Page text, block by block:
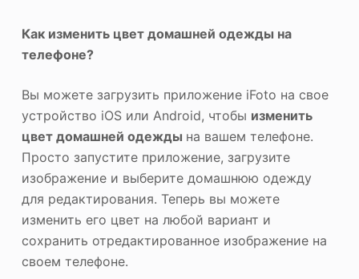
Как изменить цвет домашней одежды на
телефоне?
Вы можете загрузить приложение iFoto на свое
устройство iOS или Android, чтобы изменить
цвет домашней одежды на вашем телефоне.
Просто запустите приложение, загрузите
изображение и выберите домашнюю одежду
для редактирования. Теперь вы можете
изменить его цвет на любой вариант и
сохранить отредактированное изображение на
своем телефоне.